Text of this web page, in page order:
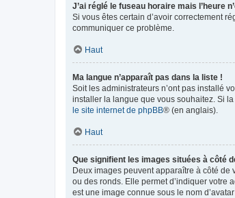
J’ai réglé le fuseau horaire mais l’heure
Si vous êtes certain d’avoir correctement
communiquer ce problème.
Haut
Ma langue n’apparaît pas dans la liste !
Soit les administrateurs n’ont pas installé
installer la langue que vous souhaitez. Si
le site internet de phpBB® (en anglais).
Haut
Que signifient les images situées à côté
Deux images peuvent apparaître à côté de
ou des ronds. Elle permet d’indiquer votre
est une image connue sous le nom